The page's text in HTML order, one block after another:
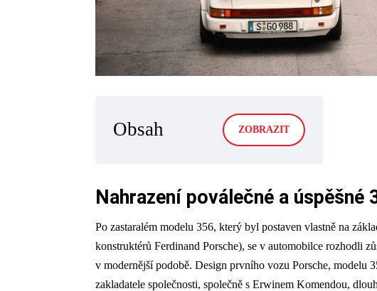
Obsah ZOBRAZIT
Nahrazení poválečné a úspěšné
Po zastaralém modelu 356, který byl postaven vlastně na
konstruktérů Ferdinand Porsche), se v automobilce rozhodli
v modernější podobě. Design prvního vozu Porsche, modelu
zakladatele společnosti, společně s Erwinem Komendou,